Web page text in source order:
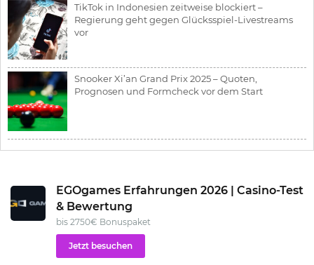
TikTok in Indonesien zeitweise blockiert –
Regierung geht gegen Glücksspiel-Livestreams
vor
Snooker Xi’an Grand Prix 2025 – Quoten,
Prognosen und Formcheck vor dem Start
EGOgames Erfahrungen 2026 | Casino-Test
& Bewertung
bis 2750€ Bonuspaket
Jetzt besuchen